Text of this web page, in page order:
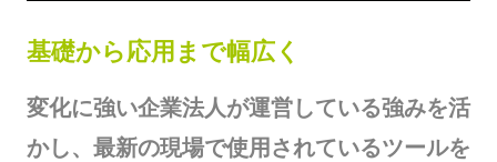
基礎から応用まで幅広く
変化に強い企業法人が運営している強みを活
かし、最新の現場で使用されているツールを